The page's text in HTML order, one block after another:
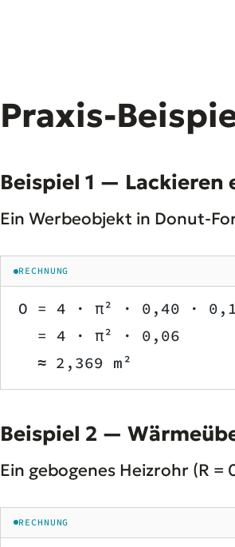
Praxis-
Beispiel 1 — Lackieren
Ein Werbeobjekt in Donut-
RECHNUNG
O = 4 · π² · 0,40 ·
  = 4 · π² · 0,06
  ≈ 2,369 m²
Beispiel 2 —
Ein gebogenes Heizrohr (R
RECHNUNG